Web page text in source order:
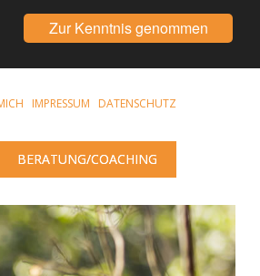
Zur Kenntnis genommen
IMPRESSUM DATENSCHUTZ
BERATUNG/COACHING